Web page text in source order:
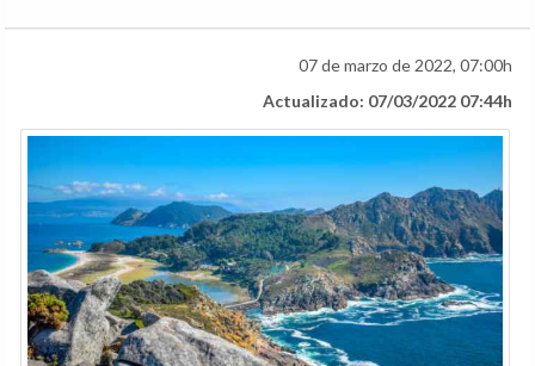
07 de marzo de 2022, 07:00h
Actualizado: 07/03/2022 07:44h